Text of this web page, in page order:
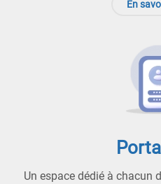
En
Un espace dédié à chacun